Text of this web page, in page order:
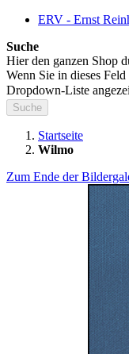
ERV - Ernst
Suche
Hier den ganzen Shop
Wenn Sie in dieses
Dropdown-Liste
Suche
Startseite
Wilmo
Zum Ende der